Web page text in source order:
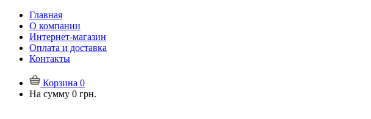
Главная
О компании
Интернет-магазин
Оплата и доставка
Контакты
Корзина 0
На сумму 0 грн.